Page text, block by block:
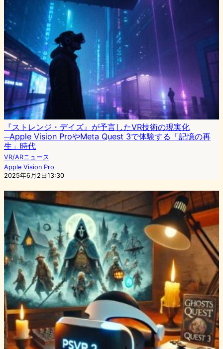
『ストレンジ・デイズ』が予言したVR技術の現実化
─Apple Vision ProやMeta Quest 3で体験する「記憶の再
生」時代
VR/ARニュース
Apple Vision Pro
2025年6月2日13:30